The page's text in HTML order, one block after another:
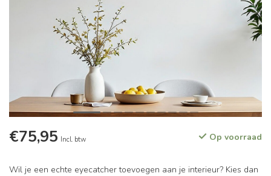
€75,95 Incl. btw Op voorraad
Wil je een echte eyecatcher toevoegen aan je interieur? Kies dan